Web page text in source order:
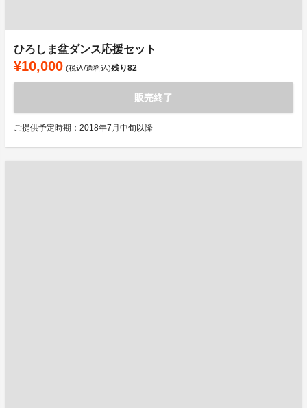
ひろしま盆ダンス応援セット
¥10,000 (税込/送料込)残り82
販売終了
ご提供予定時期：2018年7月中旬以降